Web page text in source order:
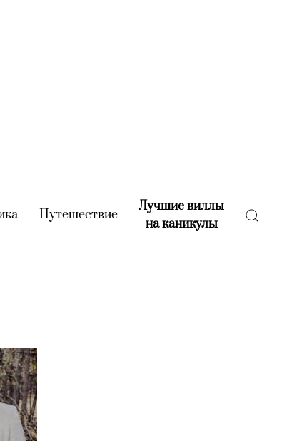
(current)
Путешествие(current)
Лучшие виллы
на каникулы(current)